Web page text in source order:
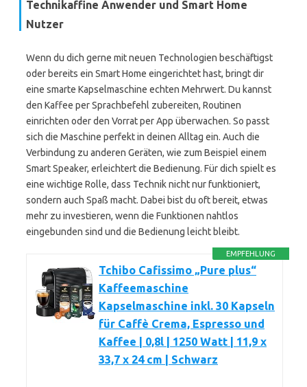
Technikaffine Anwender und Smart Home
Nutzer
Wenn du dich gerne mit neuen Technologien beschäftigst
oder bereits ein Smart Home eingerichtet hast, bringt dir
eine smarte Kapselmaschine echten Mehrwert. Du kannst
den Kaffee per Sprachbefehl zubereiten, Routinen
einrichten oder den Vorrat per App überwachen. So passt
sich die Maschine perfekt in deinen Alltag ein. Auch die
Verbindung zu anderen Geräten, wie zum Beispiel einem
Smart Speaker, erleichtert die Bedienung. Für dich spielt es
eine wichtige Rolle, dass Technik nicht nur funktioniert,
sondern auch Spaß macht. Dabei bist du oft bereit, etwas
mehr zu investieren, wenn die Funktionen nahtlos
eingebunden sind und die Bedienung leicht bleibt.
EMPFEHLUNG
Tchibo Cafissimo „Pure plus“
Kaffeemaschine
Kapselmaschine inkl. 30 Kapseln
für Caffè Crema, Espresso und
Kaffee | 0,8l | 1250 Watt | 11,9 x
33,7 x 24 cm | Schwarz